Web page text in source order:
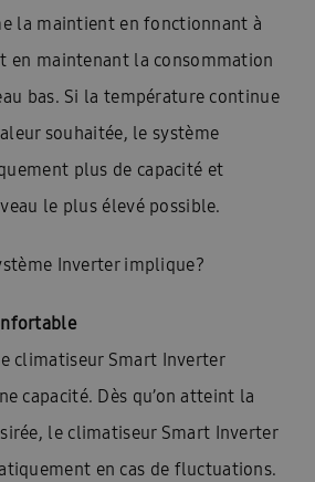
la maintient en fonctionnant à
en maintenant la consommation
bas. Si la température continue
souhaitée, le système
plus de capacité et
le plus élevé possible.
Inverter implique?
climatiseur Smart Inverter
capacité. Dès qu’on atteint la
le climatiseur Smart Inverter
en cas de fluctuations.